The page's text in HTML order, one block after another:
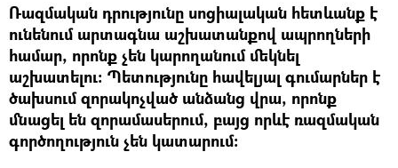
Ռազմական դրությունը սոցիալական հետևանք է
ունենում արտագնա աշխատանքով ապրողների
համար, որոնք չեն կարողանում մեկնել
աշխատելու: Պետությունը հավելյալ գումարներ է
ծախսում զորակոչված անձանց վրա, որոնք
մնացել են զորամասերում, բայց որևէ ռազմական
գործողություն չեն կատարում: